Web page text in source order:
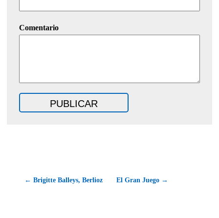
Comentario
← Brigitte Balleys, Berlioz El Gran Juego →